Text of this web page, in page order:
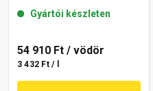
Gyártói készleten
54 910 Ft / vödör
3 432 Ft / l